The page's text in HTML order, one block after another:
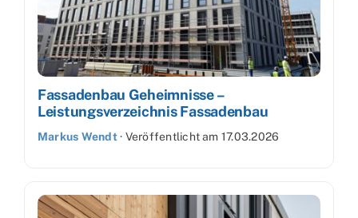
Fassadenbau Geheimnisse –
Leistungsverzeichnis Fassadenbau
Markus Wendt· Veröffentlicht am 17.03.2026